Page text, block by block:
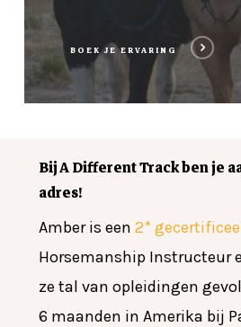
BOEK JE ERVARING
Bij A Different Track ben je
adres!
Amber is een 2*
Horsemanship Instructeur
ze tal van opleidingen
6 maanden in Amerika bij